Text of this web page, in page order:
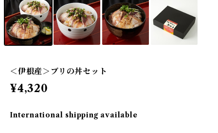
＜伊根産＞ブリの丼セット
¥4,320
International shipping available